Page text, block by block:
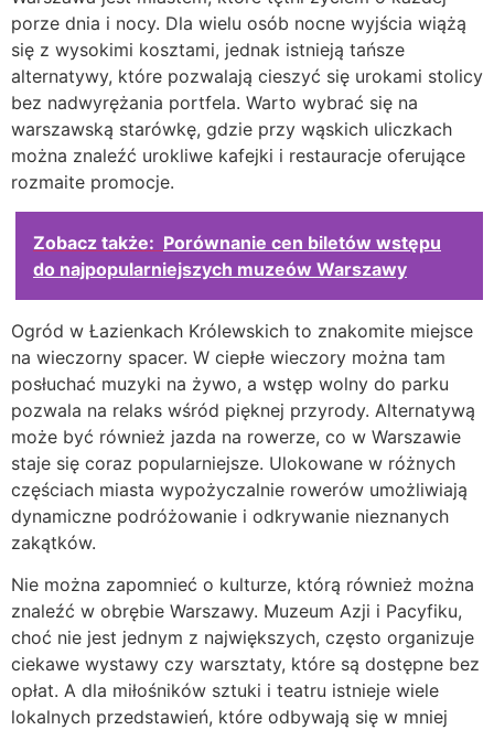
porze dnia i nocy. Dla wielu osób nocne wyjścia wiążą
się z wysokimi kosztami, jednak istnieją tańsze
alternatywy, które pozwalają cieszyć się urokami stolicy
bez nadwyrężania portfela. Warto wybrać się na
warszawską starówkę, gdzie przy wąskich uliczkach
można znaleźć urokliwe kafejki i restauracje oferujące
rozmaite promocje.
Zobacz także: Porównanie cen biletów wstępu
do najpopularniejszych muzeów Warszawy
Ogród w Łazienkach Królewskich to znakomite miejsce
na wieczorny spacer. W ciepłe wieczory można tam
posłuchać muzyki na żywo, a wstęp wolny do parku
pozwala na relaks wśród pięknej przyrody. Alternatywą
może być również jazda na rowerze, co w Warszawie
staje się coraz popularniejsze. Ulokowane w różnych
częściach miasta wypożyczalnie rowerów umożliwiają
dynamiczne podróżowanie i odkrywanie nieznanych
zakątków.
Nie można zapomnieć o kulturze, którą również można
znaleźć w obrębie Warszawy. Muzeum Azji i Pacyfiku,
choć nie jest jednym z największych, często organizuje
ciekawe wystawy czy warsztaty, które są dostępne bez
opłat. A dla miłośników sztuki i teatru istnieje wiele
lokalnych przedstawień, które odbywają się w mniej